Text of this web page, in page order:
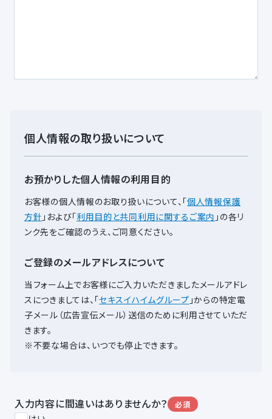
個人情報の取り扱いについて
お預かりした個人情報の利用目的
お客様の個人情報のお取り扱いについて、 「個人情報保護
方針 」および「利用目的と共同利用に関するご案内 」の各リ
ンク先をご確認のうえ、ご同意ください。
ご登録のメールアドレスについて
当フォーム上でお客様にご入力いただきましたメールアドレ
スにつきましては、 「セキスイハイムグループ 」からの特定電
子メール（広告宣伝メール）送信のために利用させていただ
きます。
※不要な場合は、いつでも停止できます。
必須
入力内容に間違いはありませんか？